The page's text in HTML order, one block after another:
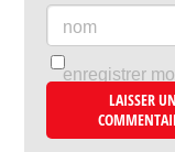
nom
enregistrer